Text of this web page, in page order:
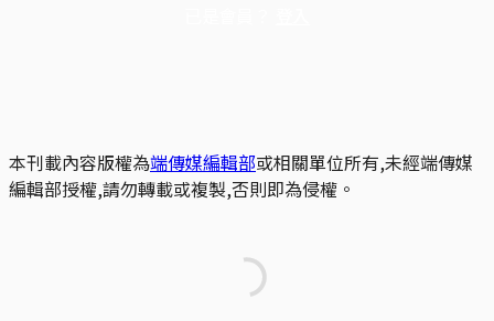
本刊載內容版權為端傳媒編輯部或相關單位所有,未經端傳媒
編輯部授權,請勿轉載或複製,否則即為侵權。